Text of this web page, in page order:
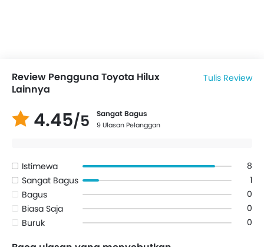
Review Pengguna Toyota Hilux
Lainnya
Tulis Review
4.45/5 Sangat Bagus
9 Ulasan Pelanggan
Istimewa
8
Sangat Bagus
1
Bagus
0
Biasa Saja
0
Buruk
0